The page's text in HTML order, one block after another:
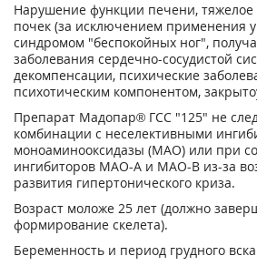
Нарушение функции печени,
почек (за исключением применения
синдромом "беспокойных ног",
заболевания сердечно-сосудистой
декомпенсации, психические
психотическим компонентом,
Препарат Мадопар® ГСС "125" не
комбинации с неселективными
моноаминооксидазы (МАО) или при
ингибиторов МАО-А и МАО-В из-за
развития гипертонического криза.
Возраст моложе 25 лет (должно
формирование скелета).
Беременность и период грудного